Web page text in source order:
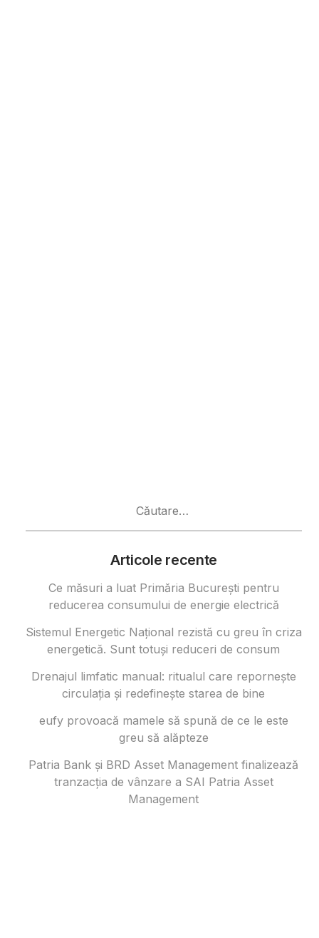
Articole recente
Ce măsuri a luat Primăria București pentru
reducerea consumului de energie electrică
Sistemul Energetic Național rezistă cu greu în criza
energetică. Sunt totuși reduceri de consum
Drenajul limfatic manual: ritualul care repornește
circulația și redefinește starea de bine
eufy provoacă mamele să spună de ce le este
greu să alăpteze
Patria Bank și BRD Asset Management finalizează
tranzacția de vânzare a SAI Patria Asset
Management